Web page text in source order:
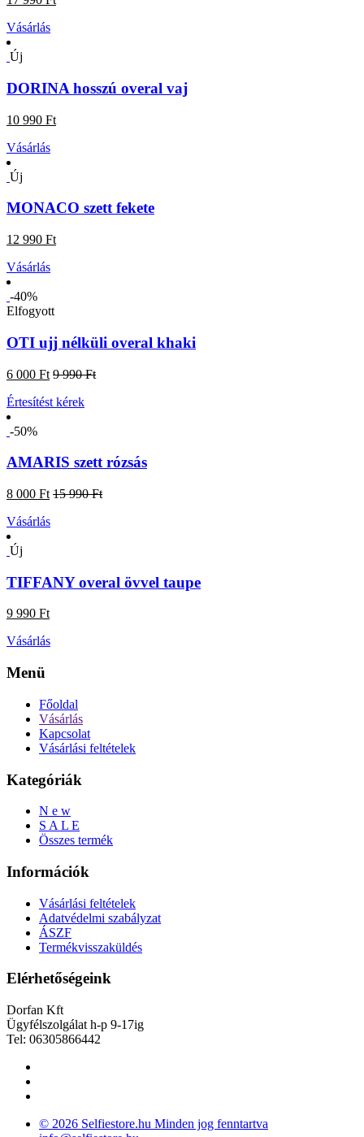
Vásárlás
Új
DORINA hosszú overal vaj
10 990 Ft
Vásárlás
Új
MONACO szett fekete
12 990 Ft
Vásárlás
-40%
Elfogyott
OTI ujj nélküli overal khaki
6 000 Ft 9 990 Ft
Értesítést kérek
-50%
AMARIS szett rózsás
8 000 Ft 15 990 Ft
Vásárlás
Új
TIFFANY overal övvel taupe
9 990 Ft
Vásárlás
Menü
Főoldal
Vásárlás
Kapcsolat
Vásárlási feltételek
Kategóriák
N e w
S A L E
Összes termék
Információk
Vásárlási feltételek
Adatvédelmi szabályzat
ÁSZF
Termékvisszaküldés
Elérhetőségeink
Dorfan Kft
Ügyfélszolgálat h-p 9-17ig
Tel: 06305866442
© 2026 Selfiestore.hu Minden jog fenntartva